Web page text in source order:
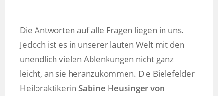
Die Antworten auf alle Fragen liegen in uns.
Jedoch ist es in unserer lauten Welt mit den
unendlich vielen Ablenkungen nicht ganz
leicht, an sie heranzukommen. Die Bielefelder
HeilpraktikerinSabine Heusinger von